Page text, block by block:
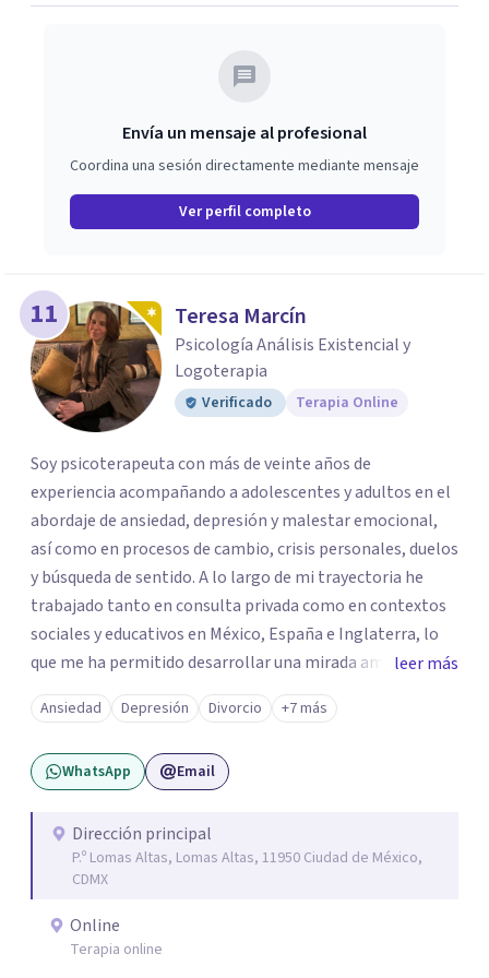
Envía un mensaje al profesional
Coordina una sesión directamente mediante mensaje
Ver perfil completo
11 Teresa Marcín
Psicología Análisis Existencial y
Logoterapia
Verificado Terapia Online
Soy psicoterapeuta con más de veinte años de
experiencia acompañando a adolescentes y adultos en el
abordaje de ansiedad, depresión y malestar emocional,
así como en procesos de cambio, crisis personales, duelos
y búsqueda de sentido. A lo largo de mi trayectoria he
trabajado tanto en consulta privada como en contextos
sociales y educativos en México, España e Inglaterra, lo
que me ha permitido desarrollar una mirada amplia,
sensible y profundamente humana del sufrimiento
psicológico. Trabajo desde un enfoque integral que
combina la Psicología Existencial, la Logoterapia, el
Análisis Conductual y la Terapia Dialéctico Conductual.
a personas que atraviesan ansiedad persistente, estados
depresivos, agotamiento emocional, pensamientos
negativos recurrentes o dificultades para regular sus
emociones, integrando herramientas basadas en
evidencia con una comprensión profunda de la historia y
leer más
Ansiedad Depresión Divorcio +7 más
WhatsApp Email
Dirección principal
P.º Lomas Altas, Lomas Altas, 11950 Ciudad de México,
CDMX
Online
Terapia online